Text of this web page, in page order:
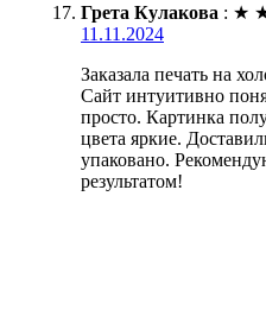
Грета Кулакова : ★
11.11.2024
Заказала печать на
Сайт интуитивно
просто. Картинка
цвета яркие.
упаковано.
результатом!